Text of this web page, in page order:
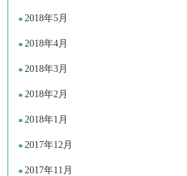
2018年5月
2018年4月
2018年3月
2018年2月
2018年1月
2017年12月
2017年11月